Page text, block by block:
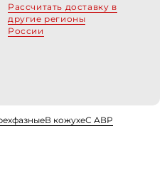
Рассчитать доставку в
другие регионы
России
В кожухеС АВР